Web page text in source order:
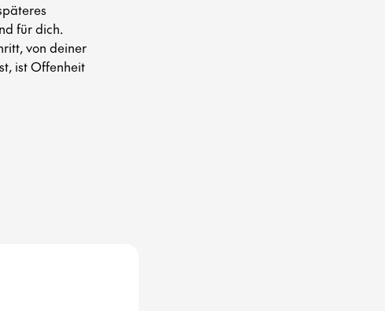
für dich.
von deiner
ist Offenheit